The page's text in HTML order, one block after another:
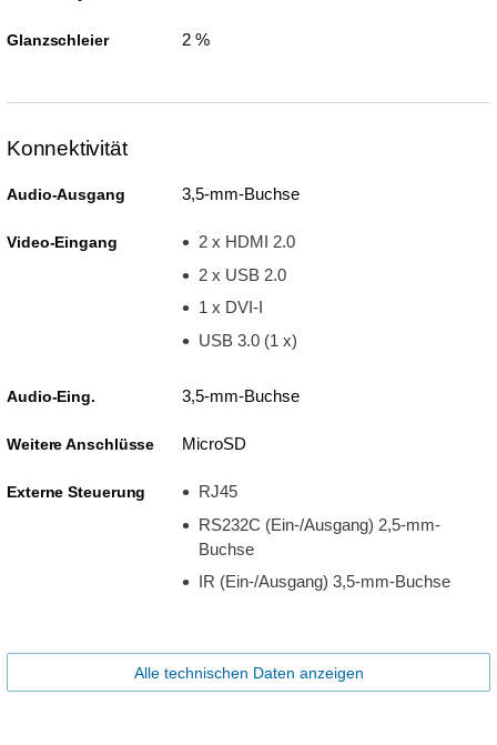
Glanzschleier 2 %
Konnektivität
Audio-Ausgang 3,5-mm-Buchse
Video-Eingang
2 x HDMI 2.0
2 x USB 2.0
1 x DVI-I
USB 3.0 (1 x)
Audio-Eing. 3,5-mm-Buchse
Weitere Anschlüsse MicroSD
Externe Steuerung
RJ45
RS232C (Ein-/Ausgang) 2,5-mm-
Buchse
IR (Ein-/Ausgang) 3,5-mm-Buchse
Alle technischen Daten anzeigen